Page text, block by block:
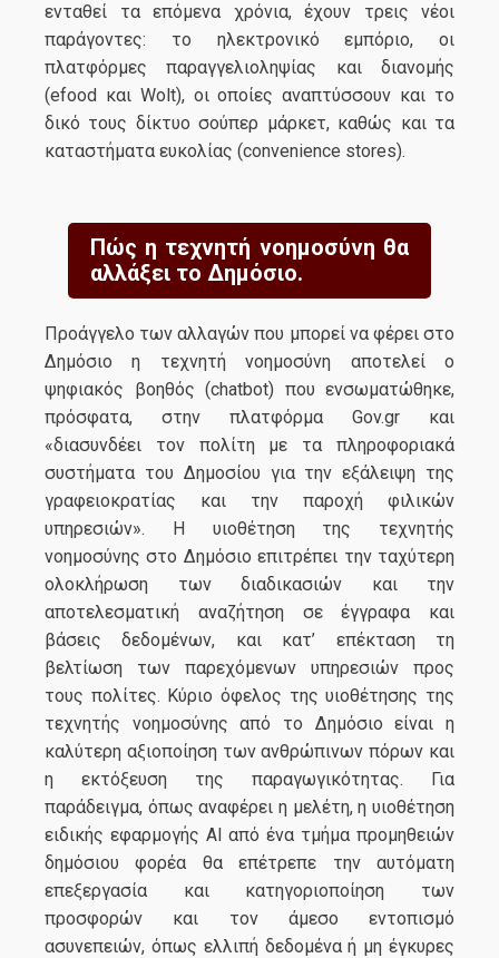
ενταθεί τα επόμενα χρόνια, έχουν τρεις νέοι
παράγοντες: το ηλεκτρονικό εμπόριο, οι
πλατφόρμες παραγγελιοληψίας και διανομής
(efood και Wolt), οι οποίες αναπτύσσουν και το
δικό τους δίκτυο σούπερ μάρκετ, καθώς και τα
καταστήματα ευκολίας (convenience stores).
Πώς η τεχνητή νοημοσύνη θα
αλλάξει το Δημόσιο.
Προάγγελο των αλλαγών που μπορεί να φέρει στο
Δημόσιο η τεχνητή νοημοσύνη αποτελεί ο
ψηφιακός βοηθός (chatbot) που ενσωματώθηκε,
πρόσφατα, στην πλατφόρμα Gov.gr και
«διασυνδέει τον πολίτη με τα πληροφοριακά
συστήματα του Δημοσίου για την εξάλειψη της
γραφειοκρατίας και την παροχή φιλικών
υπηρεσιών». Η υιοθέτηση της τεχνητής
νοημοσύνης στο Δημόσιο επιτρέπει την ταχύτερη
ολοκλήρωση των διαδικασιών και την
αποτελεσματική αναζήτηση σε έγγραφα και
βάσεις δεδομένων, και κατ’ επέκταση τη
βελτίωση των παρεχόμενων υπηρεσιών προς
τους πολίτες. Κύριο όφελος της υιοθέτησης της
τεχνητής νοημοσύνης από το Δημόσιο είναι η
καλύτερη αξιοποίηση των ανθρώπινων πόρων και
η εκτόξευση της παραγωγικότητας. Για
παράδειγμα, όπως αναφέρει η μελέτη, η υιοθέτηση
ειδικής εφαρμογής AI από ένα τμήμα προμηθειών
δημόσιου φορέα θα επέτρεπε την αυτόματη
επεξεργασία και κατηγοριοποίηση των
προσφορών και τον άμεσο εντοπισμό
ασυνεπειών, όπως ελλιπή δεδομένα ή μη έγκυρες